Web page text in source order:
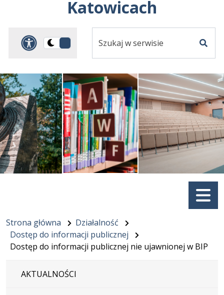
Katowicach
Panel dostosowania
Przełącz
ciemną
serwisie
Menu
Strona główna
Działalność
Dostęp do informacji publicznej
Dostęp do informacji publicznej nie ujawnionej w BIP
AKTUALNOŚCI